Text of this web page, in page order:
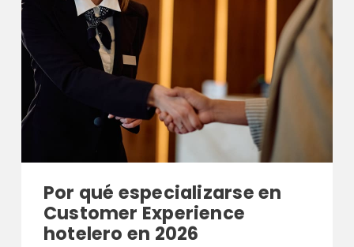
Por qué especializarse en
Customer Experience
hotelero en 2026